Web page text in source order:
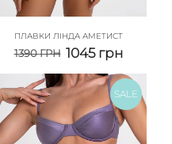
ПЛАВКИ ЛІНДА АМЕТИСТ
1390ГРН 1045 грн
SALE